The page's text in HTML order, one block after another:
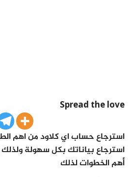
Spread the love
استرجاع حساب اي كلاود من اهم
استرجاع بياناتك بكل سهولة
أهم الخطوات لذلك